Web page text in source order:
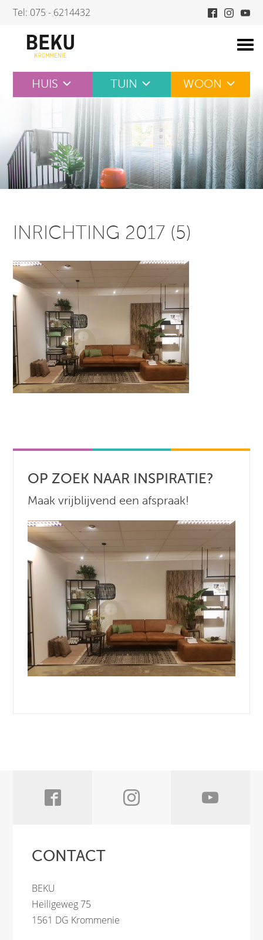
Skip
content
Tel: 075 - 6214432
HUIS TUIN WOON
INRICHTING 2017 (5)
OP ZOEK NAAR INSPIRATIE?
Maak vrijblijvend een afspraak!
CONTACT
BEKU
Heiligeweg 75
1561 DG Krommenie